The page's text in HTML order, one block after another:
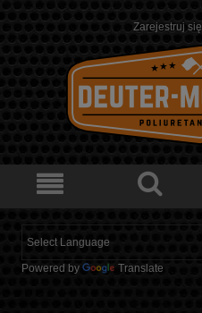
Zarejestruj się
Powered by Translate